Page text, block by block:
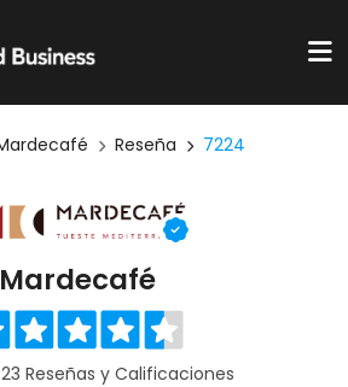
Reseña 7224
Mardecafé
Reseñas y Calificaciones